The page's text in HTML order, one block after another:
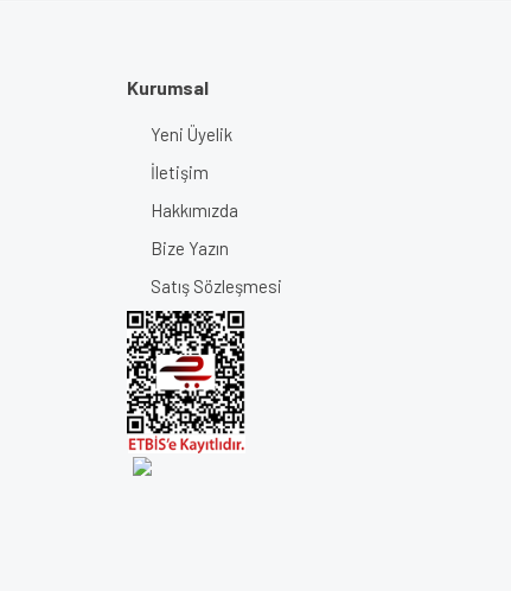
Kurumsal
Yeni Üyelik
İletişim
Hakkımızda
Bize Yazın
Satış Sözleşmesi